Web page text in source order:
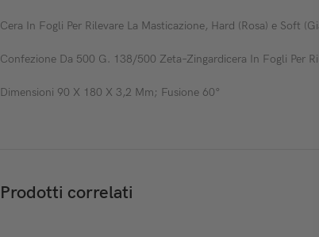
Cera In Fogli Per Rilevare La Masticazione, Hard (Rosa) e Soft
Confezione Da 500 G. 138/500 Zeta–Zingardicera In Fogli Per
Dimensioni 90 X 180 X 3,2 Mm; Fusione 60°
Prodotti correlati